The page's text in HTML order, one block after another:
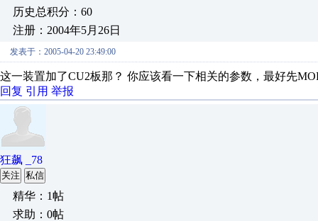
历史总积分：60
注册：2004年5月26日
发表于：2005-04-20 23:49:00
这一装置加了CU2板那？ 你应该看一下相关的参数，最好先
回复 引用 举报
狂飙 _78
关注 私信
精华：1帖
求助：0帖